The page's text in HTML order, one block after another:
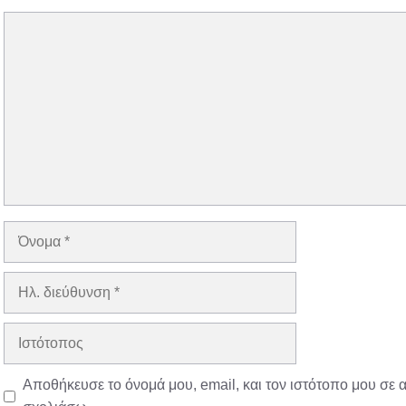
Όνομα
Ηλ.
Ιστότοπος
Αποθήκευσε το όνομά μου, email, και τον ιστότοπο μου σε